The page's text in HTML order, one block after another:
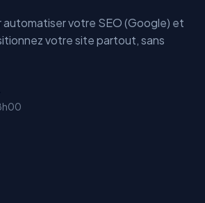
automatiser votre SEO (Google) et
votre site partout, sans